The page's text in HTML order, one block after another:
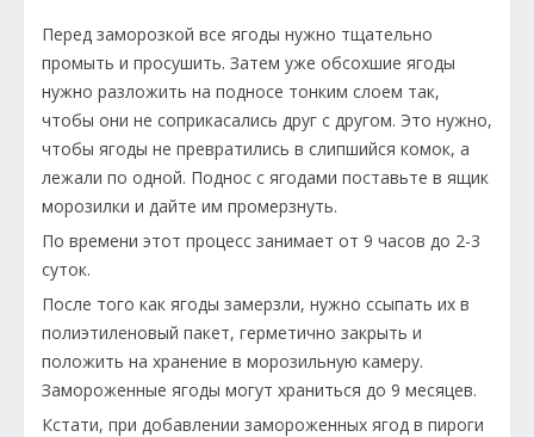
Перед заморозкой все ягоды нужно тщательно
промыть и просушить. Затем уже обсохшие ягоды
нужно разложить на подносе тонким слоем так,
чтобы они не соприкасались друг с другом. Это нужно,
чтобы ягоды не превратились в слипшийся комок, а
лежали по одной. Поднос с ягодами поставьте в ящик
морозилки и дайте им промерзнуть.
По времени этот процесс занимает от 9 часов до 2-3
суток.
После того как ягоды замерзли, нужно ссыпать их в
полиэтиленовый пакет, герметично закрыть и
положить на хранение в морозильную камеру.
Замороженные ягоды могут храниться до 9 месяцев.
Кстати, при добавлении замороженных ягод в пироги